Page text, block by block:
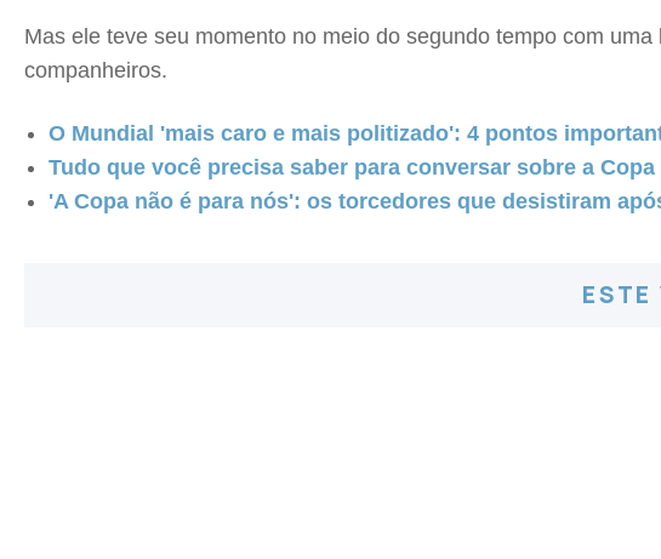
Mas ele teve seu momento no meio do segundo tempo com
companheiros.
O Mundial 'mais caro e mais politizado': 4 pontos
Tudo que você precisa saber para conversar sobre a
'A Copa não é para nós': os torcedores que desistiram
ESTE